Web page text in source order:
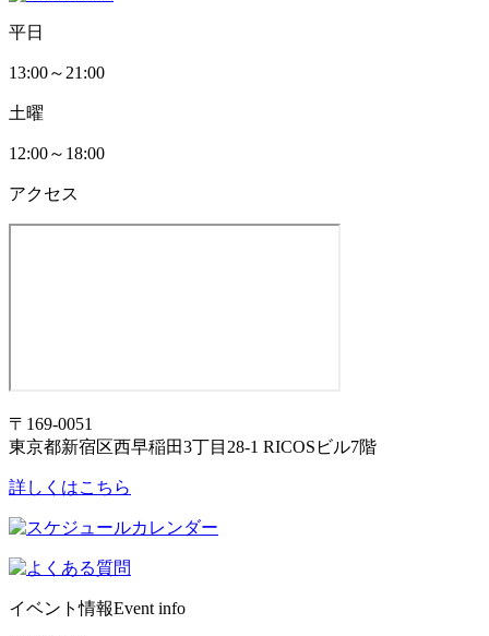
平日
13:00～21:00
土曜
12:00～18:00
アクセス
〒169-0051
東京都新宿区西早稲田3丁目28-1 RICOSビル7階
詳しくはこちら
イベント情報Event info